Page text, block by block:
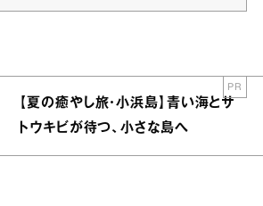
【夏の癒やし旅・小浜島】青い海とサ
トウキビが待つ、小さな島へ
PR